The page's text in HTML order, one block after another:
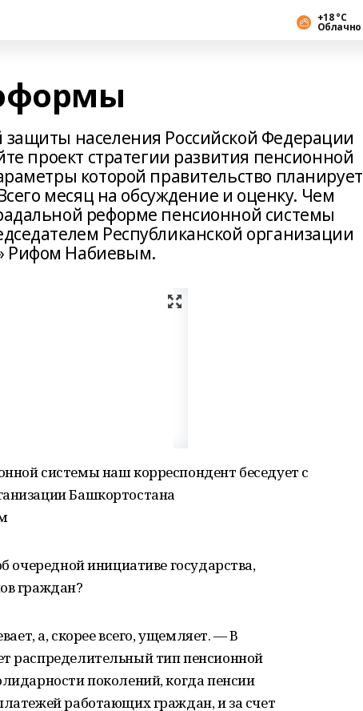
+18 °С
Облачно
населения Российской Федерации
проект стратегии развития пенсионной
которой правительство планирует
месяц на обсуждение и оценку. Чем
реформе пенсионной системы
Республиканской организации
Рифом Набиевым.
системы наш корреспондент беседует с
Башкортостана
очередной инициативе государства,
граждан?
а, скорее всего, ущемляет. — В
распределительный тип пенсионной
поколений, когда пенсии
работающих граждан, и за счет